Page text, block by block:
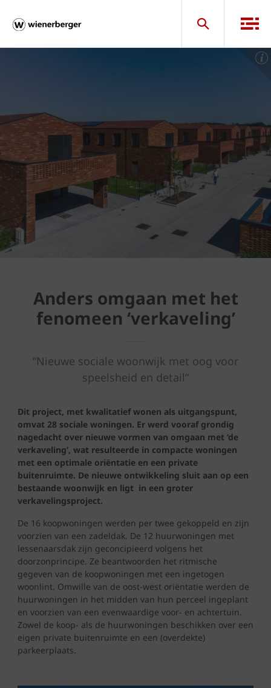
Anders omgaan met het
fenomeen ‘verkaveling’
“Nieuwe sociale woonwijk met oog voor
speelsheid en detail”
Dit project, met kwalitatief wonen als uitgangspunt,
omvat 28 sociale woningen. Er werd vooraf grondig
nagedacht over nieuwe vormen van omgaan met ‘de
verkaveling’, wat resulteerde in compacte woningen
met een optimale oriëntatie en een private
buitenruimte. De nieuwe ontwikkeling sluit aan op een
bestaande woonwijk en ligt in een groter
verkavelingsproject.
De 16 koopwoningen werden per twee gekoppeld en zijn
voorzien van een zadeldak. De 12 huurwoningen met
lessenaarsdak zijn geconcipieerd volgens het
doorzonprincipe. Ze beantwoorden het ritmische
gegeven van de koopwoningen met een ingetogen
woonlint. Omwille van de oost-west oriëntatie werden de
huurwoningen in het midden van hun perceel ingeplant
en voorzien van een evenwaardige voor- en achtertuin.
Zowel de koop- als de huurwoningen beschikken over een
eigen private buitenruimte en een (overdekte)
parkeerplaats.